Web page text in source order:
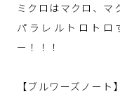
ミクロはマクロ、マ
パラレルトロトロ
ー！！！
【ブルワーズノート】